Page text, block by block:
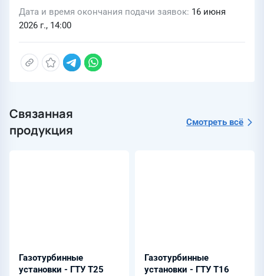
Дата и время окончания подачи заявок 16 июня
2026 г., 14:00
Связанная
продукция
Смотреть всё
Газотурбинные
установки - ГТУ Т25
Газотурбинные
установки - ГТУ Т16